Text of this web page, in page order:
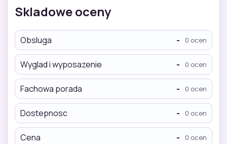
Skladowe oceny
Obsluga - 0 ocen
Wyglad i wyposazenie - 0 ocen
Fachowa porada - 0 ocen
Dostepnosc - 0 ocen
Cena - 0 ocen